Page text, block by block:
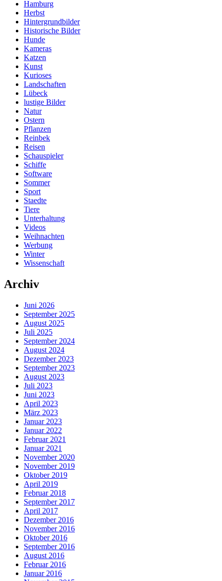
Hamburg
Herbst
Hintergrundbilder
Historische Bilder
Hunde
Kameras
Katzen
Kunst
Kurioses
Landschaften
Lübeck
lustige Bilder
Natur
Ostern
Pflanzen
Reinbek
Reisen
Schauspieler
Schiffe
Software
Sommer
Sport
Staedte
Tiere
Unterhaltung
Videos
Weihnachten
Werbung
Winter
Wissenschaft
Archiv
Juni 2026
September 2025
August 2025
Juli 2025
September 2024
August 2024
Dezember 2023
September 2023
August 2023
Juli 2023
Juni 2023
April 2023
März 2023
Januar 2023
Januar 2022
Februar 2021
Januar 2021
November 2020
November 2019
Oktober 2019
April 2019
Februar 2018
September 2017
April 2017
Dezember 2016
November 2016
Oktober 2016
September 2016
August 2016
Februar 2016
Januar 2016